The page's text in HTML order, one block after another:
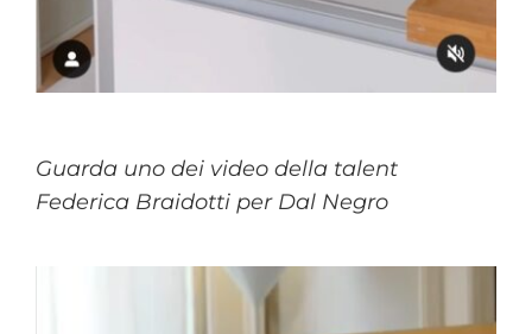
Guarda uno dei video della talent
Federica Braidotti per Dal Negro